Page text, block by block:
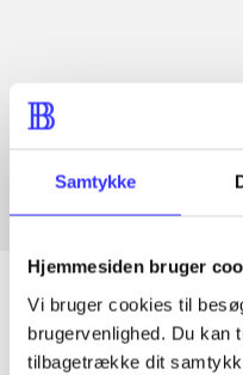
Samtykke
Hjemmesiden bruger
Vi bruger cookies til
brugervenlighed. Du kan
tilbagetrække dit
Artikler med
Fra
Artikler